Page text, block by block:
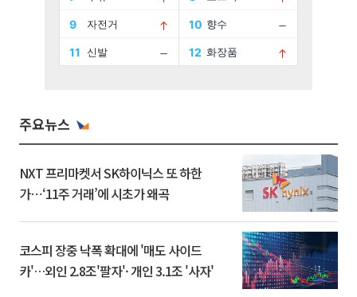
주요뉴스
NXT 프리마켓서 SK하이닉스 또 하한
가⋯‘11주 거래’에 시초가 왜곡
코스피 장중 낙폭 확대에 '매도 사이드
카'…외인 2.8조'팔자'· 개인 3.1조 '사자'